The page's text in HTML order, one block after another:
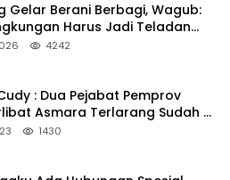
Gelar Berani Berbagi, Wagub:
Harus Jadi Teladan
4242
Pemprov
Asmara Terlarang Sudah di
1430